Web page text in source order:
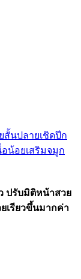
สั้นปลายเชิดปีก
อน้อยเสริมจมูก
ปรับมิติหน้าสวย
เรียวขึ้นมากค่า